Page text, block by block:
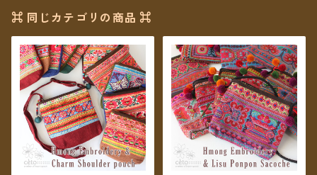
⌘ 同じカテゴリの商品 ⌘